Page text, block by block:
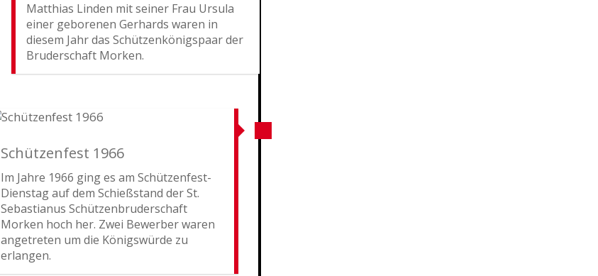
Matthias Linden mit seiner Frau Ursula
einer geborenen Gerhards waren in
diesem Jahr das Schützenkönigspaar der
Bruderschaft Morken.
Schützenfest 1966
Im Jahre 1966 ging es am Schützenfest-
Dienstag auf dem Schießstand der St.
Sebastianus Schützenbruderschaft
Morken hoch her. Zwei Bewerber waren
angetreten um die Königswürde zu
erlangen.